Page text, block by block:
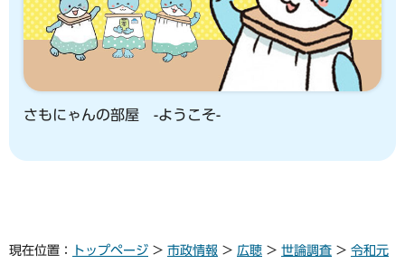
さもにゃんの部屋 -ようこそ-
現在位置： トップページ > 市政情報 > 広聴 > 世論調査 > 令和元